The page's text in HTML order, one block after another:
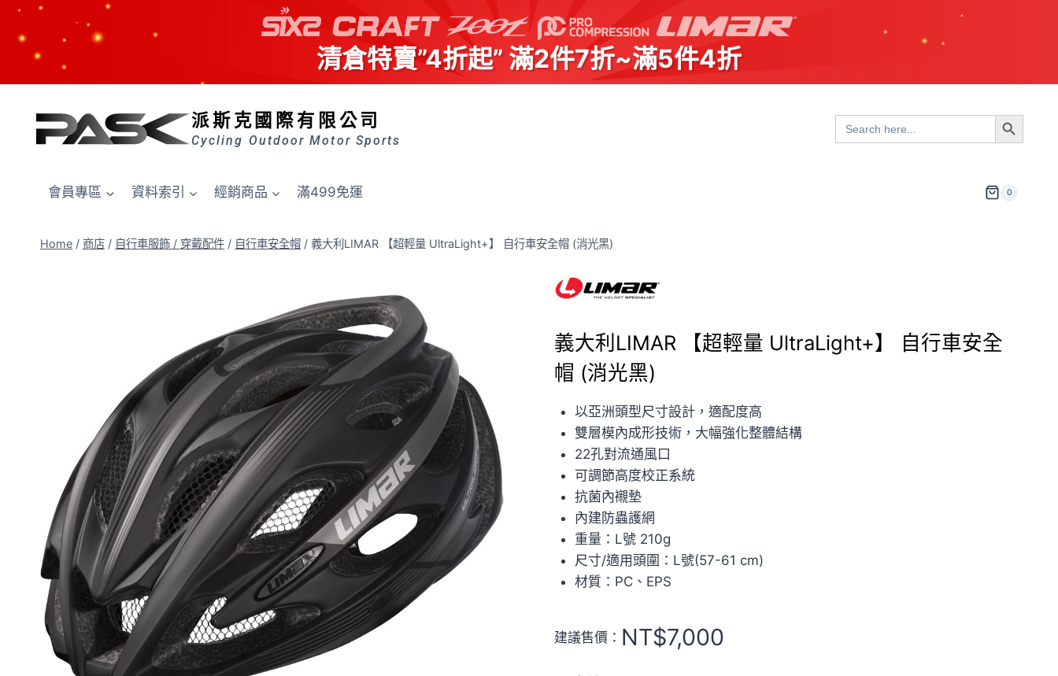
清倉特賣”4折起” 滿2件7折~滿5件4折
content
派斯克國際有限公司
Cycling Outdoor Motor Sports
Search
for:
Search Button
會員專區 資料索引 經銷商品 滿499免運 0
Home / 商店 / 自行車服飾 / 穿戴配件 / 自行車安全帽 / 義大利LIMAR 【超輕量 UltraLight+】 自行車安全帽 (消光黑)
義大利LIMAR 【超輕量 UltraLight+】 自行車安全
帽 (消光黑)
以亞洲頭型尺寸設計，適配度高
雙層模內成形技術，大幅強化整體結構
22孔對流通風口
可調節高度校正系統
抗菌內襯墊
內建防蟲護網
重量：L號 210g
尺寸/適用頭圍：L號(57-61 cm)
材質：PC、EPS
建議售價： NT$7,000